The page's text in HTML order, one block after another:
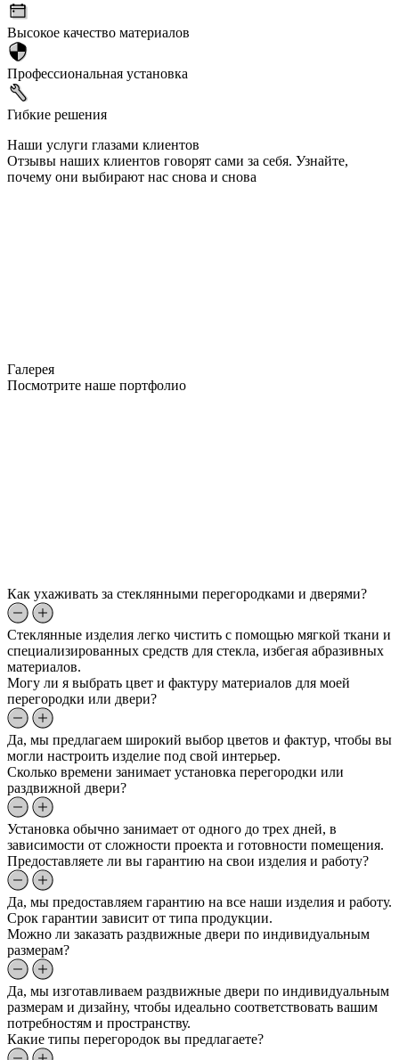
Высокое качество материалов
Профессиональная установка
Гибкие решения
Наши услуги глазами клиентов
Отзывы наших клиентов говорят сами за себя. Узнайте,
почему они выбирают нас снова и снова
Галерея
Посмотрите наше портфолио
Как ухаживать за стеклянными перегородками и дверями?
Стеклянные изделия легко чистить с помощью мягкой ткани и
специализированных средств для стекла, избегая абразивных
материалов.
Могу ли я выбрать цвет и фактуру материалов для моей
перегородки или двери?
Да, мы предлагаем широкий выбор цветов и фактур, чтобы вы
могли настроить изделие под свой интерьер.
Сколько времени занимает установка перегородки или
раздвижной двери?
Установка обычно занимает от одного до трех дней, в
зависимости от сложности проекта и готовности помещения.
Предоставляете ли вы гарантию на свои изделия и работу?
Да, мы предоставляем гарантию на все наши изделия и работу.
Срок гарантии зависит от типа продукции.
Можно ли заказать раздвижные двери по индивидуальным
размерам?
Да, мы изготавливаем раздвижные двери по индивидуальным
размерам и дизайну, чтобы идеально соответствовать вашим
потребностям и пространству.
Какие типы перегородок вы предлагаете?